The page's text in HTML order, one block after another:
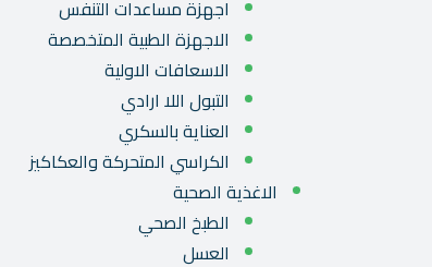
اجهزة مساعدات التنفس
الاجهزة الطبية المتخصصة
الاسعافات الاولية
التبول اللا ارادي
العناية بالسكري
الكراسي المتحركة والعكاكيز
الاغذية الصحية
الطبخ الصحي
العسل